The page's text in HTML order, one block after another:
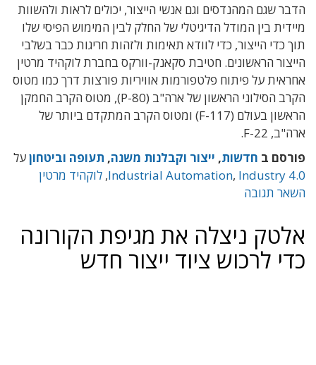
הדבר שגם המהנדסים וגם אנשי הייצור, יכולים לראות ולהשוות
מיידית בין המודל הדיגיטלי של החלק לבין המימוש הפיסי שלו
תוך כדי הייצור, כדי לוודא תאימות ולזהות חריגות כבר בשלבי
הייצור הראשונים. חטיבת סקאנק-וורקס בחברת לוקהיד מרטין
אחראית על פיתוח פלטפורמות אוויריות פורצות דרך כמו מטוס
הקרב הסילוני הראשון של ארה"ב (P-80), מטוס הקרב החמקן
הראשון בעולם (F-117) ומטוס הקרב המתקדם ביותר של
ארה"ב, F-22.
פורסם ב חדשות, ייצור וקבלנות משנה, תעופה וביטחוןעל
Industrial Automation, Industry 4.0
, לוקהיד מרטין
השאר תגובה
אלטק ניצלה את מגיפת הקורונה
כדי לרכוש ציוד ייצור חדש